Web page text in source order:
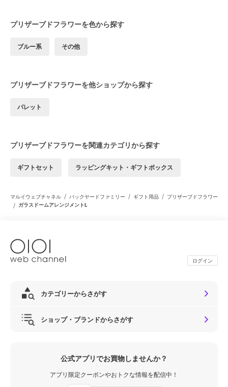
プリザーブドフラワーを色から探す
ブルー系 その他
プリザーブドフラワーを他ショップから探す
パレット
プリザーブドフラワーを関連カテゴリから探す
ギフトセット ラッピングキット・ギフトボックス
マルイウェブチャネル / バックヤードファミリー / ギフト用品 / プリザーブドフラワー
/ ガラスドームアレンジメントL
ログイン
カテゴリーからさがす
ショップ・ブランドからさがす
公式アプリでお買物しませんか？
アプリ限定クーポンやおトクな情報を配信中！